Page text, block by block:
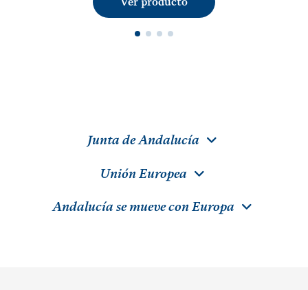
Junta de Andalucía
Unión Europea
Andalucía se mueve con Europa